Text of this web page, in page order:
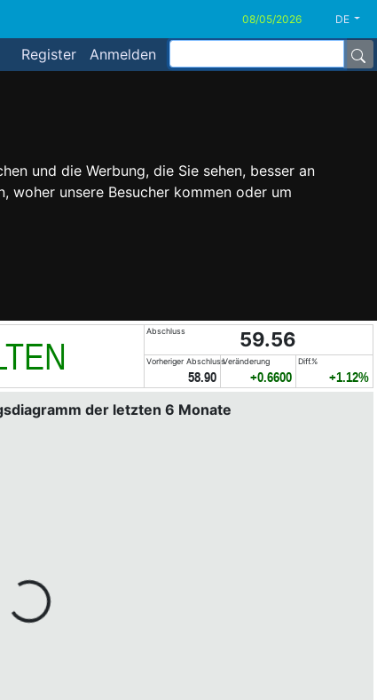
und die Werbung, die Sie sehen, besser an
woher unsere Besucher kommen oder um
DE
Register Anmelden
Abschluss 59.56
Vorheriger Abschluss
58.90
Veränderung
+0.6600
Diff.%
+1.12%
der letzten 6 Monate